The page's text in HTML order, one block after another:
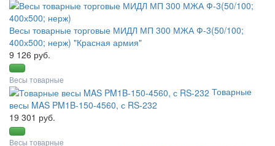
Весы товарные торговые МИДЛ МП 300 МЖА Ф-3(50/100;
400х500; нерж) "Красная армия"
9 126 руб.
Весы товарные
Товарные
весы MAS PM1B-150-4560, с RS-232
19 301 руб.
Весы товарные